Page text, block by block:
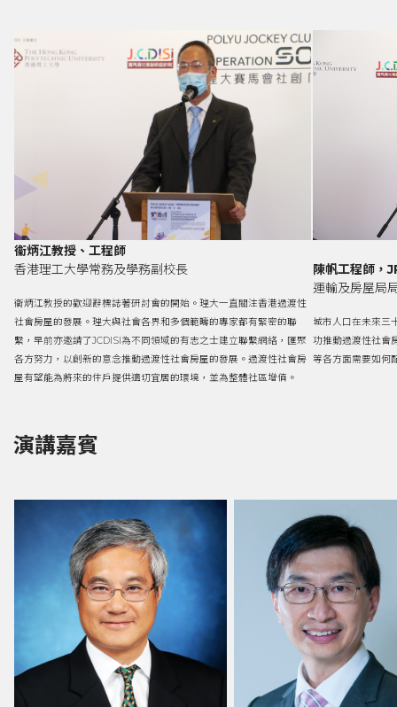
衞炳江教授、工程師
香港理工大學常務及學務副校長
衞炳江教授的歡迎辭標誌著研討會的開始。理大一直關注香港過渡性
社會房屋的發展。理大與社會各界和多個範疇的專家都有緊密的聯
繫，早前亦邀請了JCDISI為不同領域的有志之士建立聯繫網絡，匯聚
各方努力，以創新的意念推動過渡性社會房屋的發展。過渡性社會房
屋有望能為將來的住戶提供適切宜居的環境，並為整體社區增值。
陳帆工程師，
運輸及房屋局
城市人口在未來三
功推動過渡性社會
等各方面需要如何
演講嘉賓